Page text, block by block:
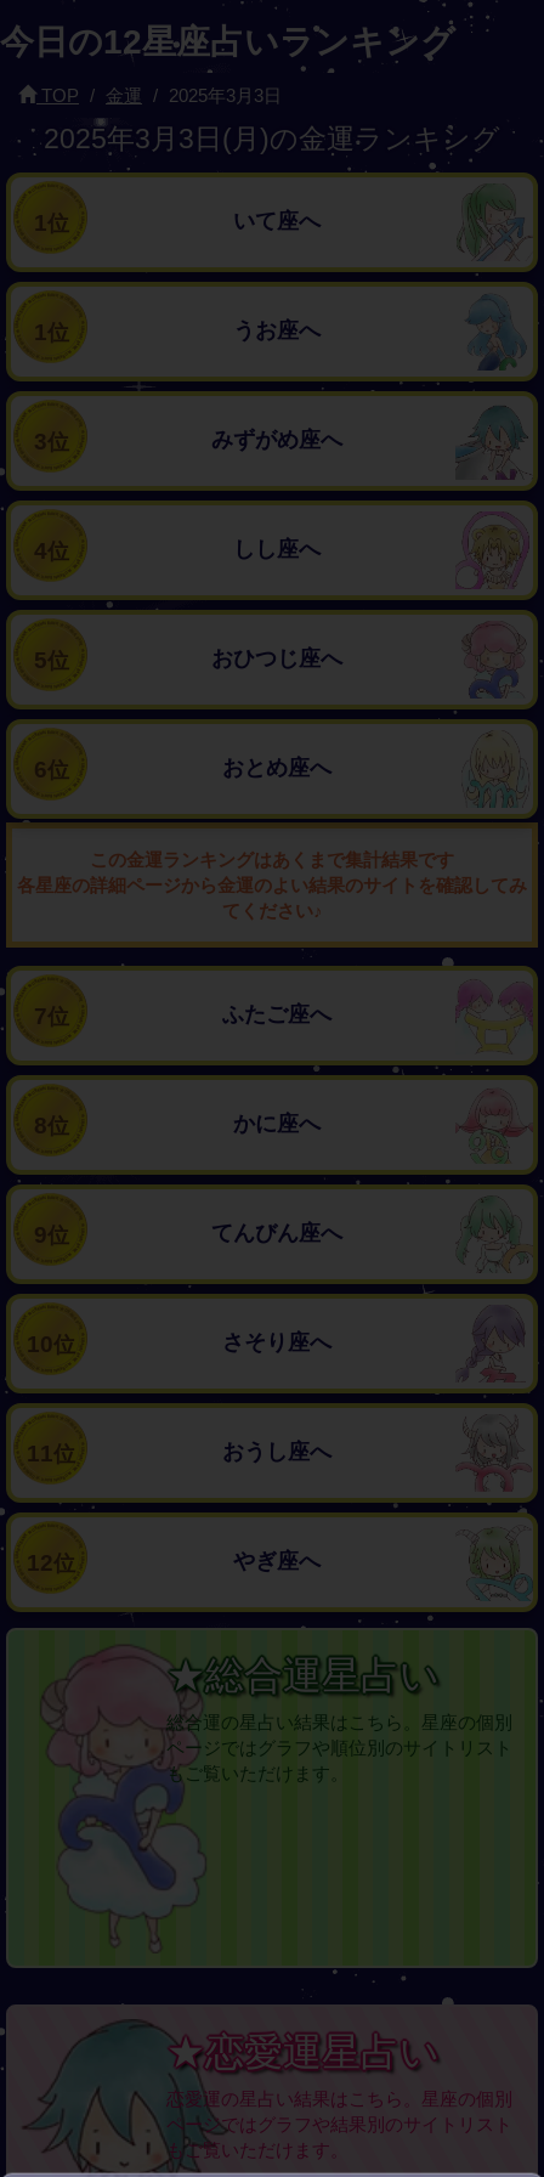
今日の12星座占いランキング
TOP 金運 2025年3月3日
2025年3月3日(月)の金運ランキング
1 いて座へ
1 うお座へ
3 みずがめ座へ
4 しし座へ
5 おひつじ座へ
6 おとめ座へ
この金運ランキングはあくまで集計結果です
各星座の詳細ページから金運のよい結果のサイトを確認してみ
てください♪
7 ふたご座へ
8 かに座へ
9 てんびん座へ
10 さそり座へ
11 おうし座へ
12 やぎ座へ
★総合運星占い
総合運の星占い結果はこちら。星座の個別
ページではグラフや順位別のサイトリスト
もご覧いただけます。
★恋愛運星占い
恋愛運の星占い結果はこちら。星座の個別
ページではグラフや結果別のサイトリスト
もご覧いただけます。